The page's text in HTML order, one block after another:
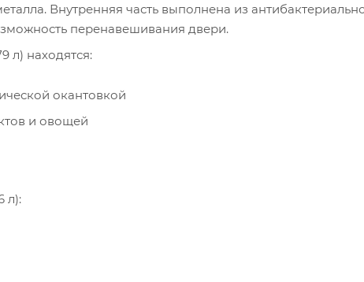
Внутренняя часть выполнена из
перенавешивания двери.
л) находятся:
окантовкой
и овощей
л):